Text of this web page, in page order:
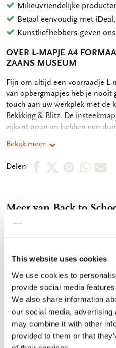
This website uses cookies
We use cookies to
provide social media
We also share information
our social media,
may combine it with other
provided to them or that
Milieuvriendelijke
Betaal eenvoudig met
Kunstliefhebbers geven
OVER L-MAPJE A4
ZAANS MUSEUM
OMSCHRIJVING
Fijn om altijd een voorraadje
van opbergmapjes heb je nooit
touch aan uw werkplek met de
Bekkking & Blitz. De
zijkant open en hebben een
openen van de map. -
- Geschikt voor A4 formaat
zowel voor als achterkant
Bekijk meer
Delen
DeelDeelDeelDeel
Meer van Back to